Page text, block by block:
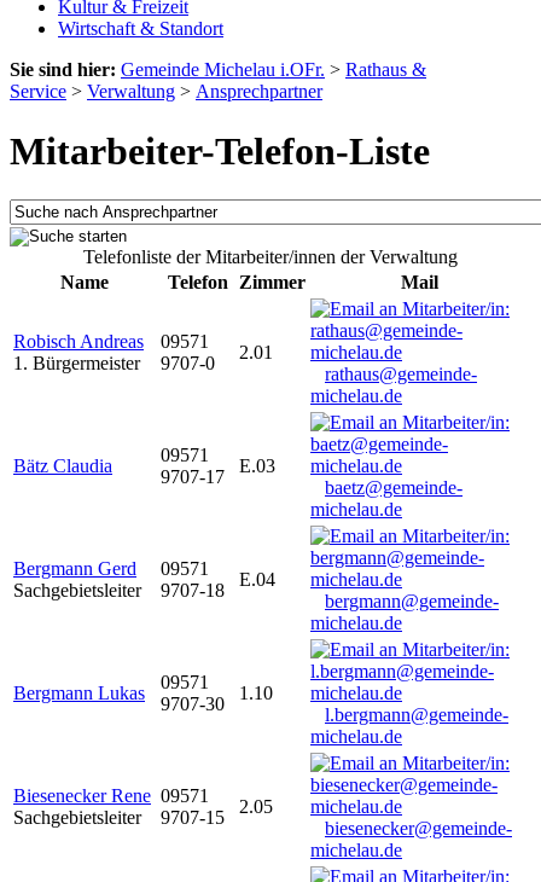
Kultur & Freizeit
Wirtschaft & Standort
Sie sind hier: Gemeinde Michelau i.OFr. > Rathaus &
Service > Verwaltung > Ansprechpartner
Mitarbeiter-Telefon-Liste
Telefonliste der Mitarbeiter/innen der Verwaltung
Name
Telefon Zimmer Mail
Robisch Andreas
1. Bürgermeister
09571
9707-0
2.01
rathaus@gemeinde-
michelau.de
Bätz Claudia
09571
9707-17
E.03
baetz@gemeinde-
michelau.de
Bergmann Gerd
Sachgebietsleiter
09571
9707-18
E.04
bergmann@gemeinde-
michelau.de
Bergmann Lukas
09571
9707-30
1.10
l.bergmann@gemeinde-
michelau.de
Biesenecker Rene
Sachgebietsleiter
09571
9707-15
2.05
biesenecker@gemeinde-
michelau.de